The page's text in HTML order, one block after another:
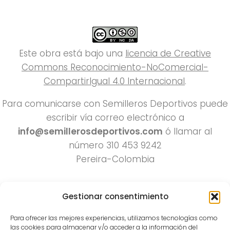
Gestionar consentimiento
Para ofrecer las mejores experiencias, utilizamos tecnologías como
las cookies para almacenar y/o acceder a la información del
Este obra está bajo una licencia de Creative
Commons Reconocimiento-NoComercial-
CompartirIgual 4.0 Internacional.
Para comunicarse con Semilleros Deportivos puede
escribir vía correo electrónico a
info@semillerosdeportivos.com ó llamar al
número 310 453 9242
Pereira-Colombia